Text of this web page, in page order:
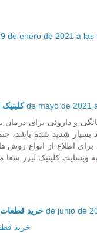
de enero de 2021 a las
16 de mayo de
و داروئی برای درمان
بسیار شدید شده باشد،
برای اطلاع از انواع روش
خرید قطعات 19 de junio de
خرید